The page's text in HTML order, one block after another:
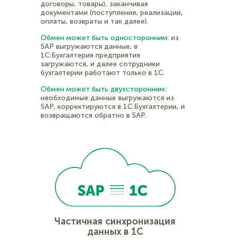
договоры, товары), заканчивая
документами (поступления, реализации,
оплаты, возвраты и так далее).
Обмен может быть односторонним: из
SAP выгружаются данные, в
1С:Бухгалтерия предприятия
загружаются, и далее сотрудники
бухгалтерии работают только в 1С.
Обмен может быть двухсторонним:
необходимые данные выгружаются из
SAP, корректируются в 1С:Бухгалтерии, и
возвращаются обратно в SAP.
Частичная синхронизация
данных в 1С